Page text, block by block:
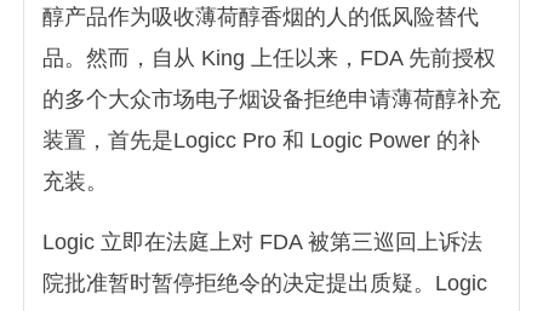
醇产品作为吸收薄荷醇香烟的人的低风险替代
品。然而，自从 King 上任以来，FDA 先前授权
的多个大众市场电子烟设备拒绝申请薄荷醇补充
装置，首先是Logicc Pro 和 Logic Power 的补
充装。
Logic 立即在法庭上对 FDA 被第三巡回上诉法
院批准暂时暂停拒绝令的决定提出质疑。Logic